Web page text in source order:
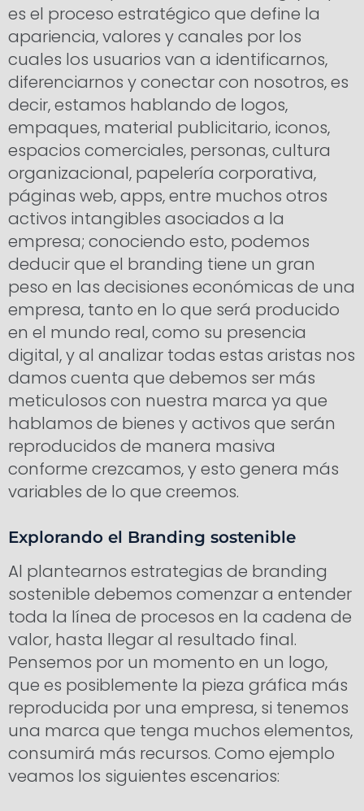
es el proceso estratégico que define la
apariencia, valores y canales por los
cuales los usuarios van a identificarnos,
diferenciarnos y conectar con nosotros, es
decir, estamos hablando de logos,
empaques, material publicitario, iconos,
espacios comerciales, personas, cultura
organizacional, papelería corporativa,
páginas web, apps, entre muchos otros
activos intangibles asociados a la
empresa; conociendo esto, podemos
deducir que el branding tiene un gran
peso en las decisiones económicas de una
empresa, tanto en lo que será producido
en el mundo real, como su presencia
digital, y al analizar todas estas aristas nos
damos cuenta que debemos ser más
meticulosos con nuestra marca ya que
hablamos de bienes y activos que serán
reproducidos de manera masiva
conforme crezcamos, y esto genera más
variables de lo que creemos.
Explorando el Branding sostenible
Al plantearnos estrategias de branding
sostenible debemos comenzar a entender
toda la línea de procesos en la cadena de
valor, hasta llegar al resultado final.
Pensemos por un momento en un logo,
que es posiblemente la pieza gráfica más
reproducida por una empresa, si tenemos
una marca que tenga muchos elementos,
consumirá más recursos. Como ejemplo
veamos los siguientes escenarios: